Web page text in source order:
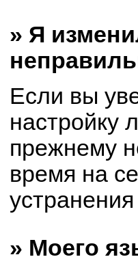
» Я
Если вы
настройку
прежнему
время на
» Моего